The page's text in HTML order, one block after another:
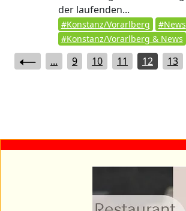
der laufenden...
#Konstanz/Vorarlberg
#News
#Konstanz/Vorarlberg & News
... 9 10 11 12 13